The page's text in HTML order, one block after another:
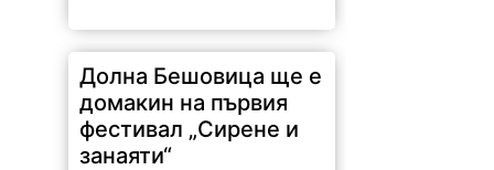
Долна Бешовица ще е
домакин на първия
фестивал „Сирене и
занаяти“